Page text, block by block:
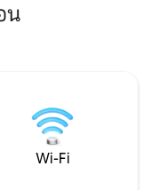
น
Wi-Fi